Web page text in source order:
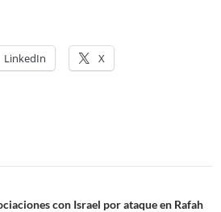
LinkedIn X
con Israel por ataque en Rafah